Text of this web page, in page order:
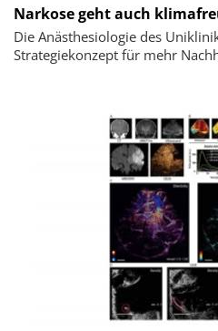
Narkose geht auch
Die Anästhesiologie des
Strategiekonzept für mehr